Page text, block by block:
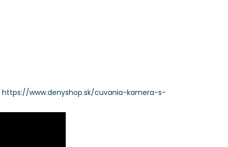
https://www.denyshop.sk/cuvania-kamera-s-